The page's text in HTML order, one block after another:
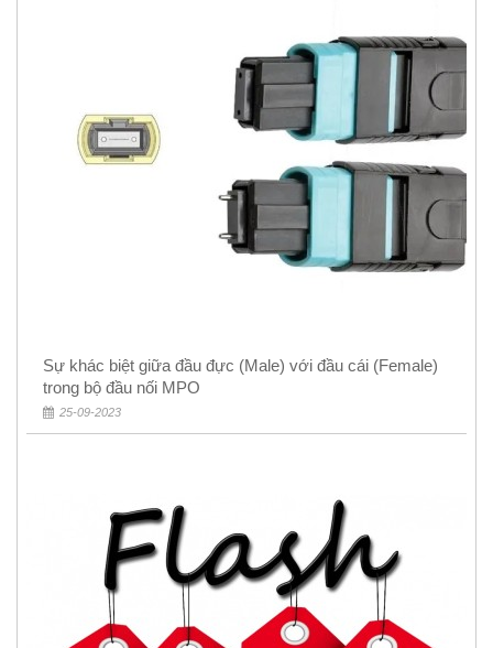
Sự khác biệt giữa đầu đực (Male) với đầu cái (Female)
trong bộ đầu nối MPO
25-09-2023